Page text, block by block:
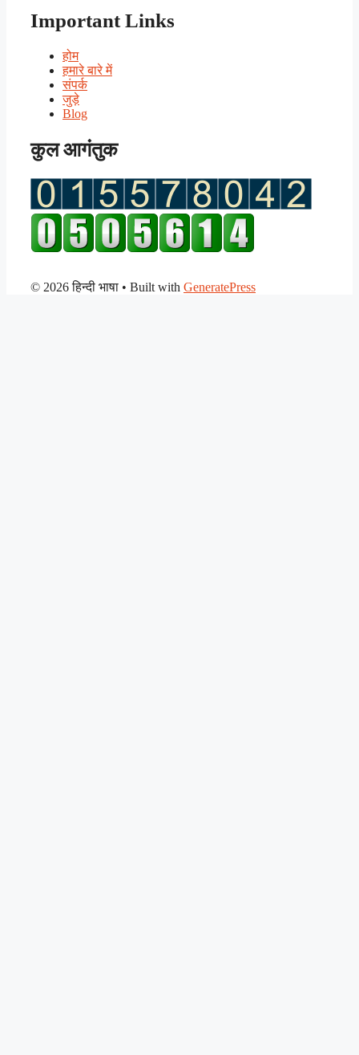
Important Links
होम
हमारे बारे में
संपर्क
जुड़े
Blog
कुल आगंतुक
© 2026 हिन्दी भाषा • Built with GeneratePress